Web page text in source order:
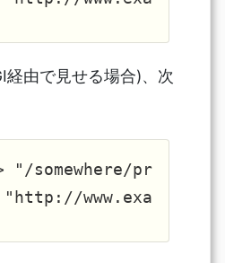
経由で見せる場合)、次
"/somewhere/